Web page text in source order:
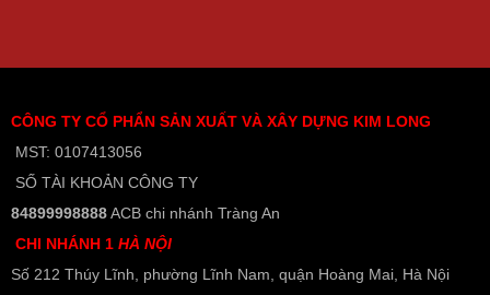
CÔNG TY CỔ PHẨN SẢN XUẤT VÀ XÂY DỰNG KIM LONG
MST: 0107413056
SỐ TÀI KHOẢN CÔNG TY
84899998888ACB chi nhánh Tràng An
CHI NHÁNH 1 HÀ NỘI
Số 212 Thúy Lĩnh, phường Lĩnh Nam, quận Hoàng Mai, Hà Nội